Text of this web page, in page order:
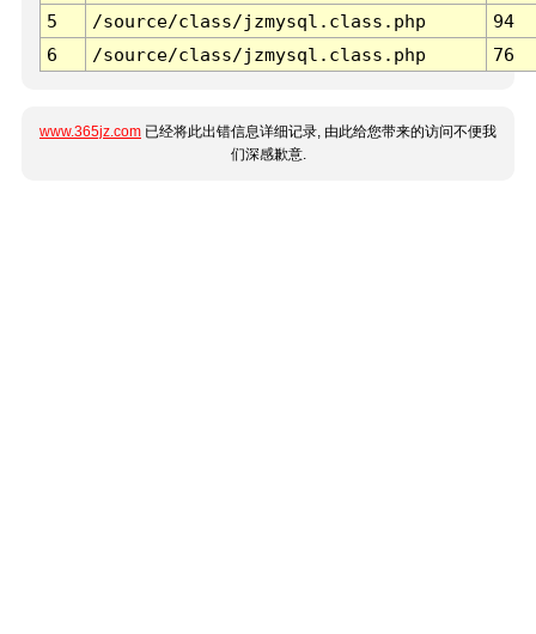
5
/source/class/jzmysql.class.php
94
6
/source/class/jzmysql.class.php 76
www.365jz.com 已经将此出错信息详细记录, 由此给您带来的访问不便我
们深感歉意.